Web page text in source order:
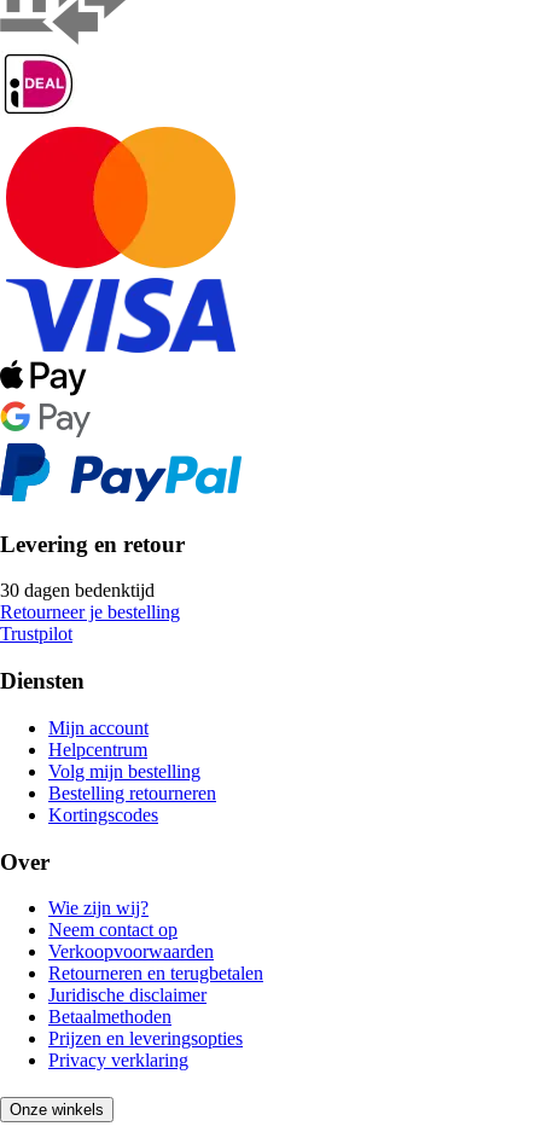
Levering en retour
30 dagen bedenktijd
Retourneer je bestelling
Trustpilot
Diensten
Mijn account
Helpcentrum
Volg mijn bestelling
Bestelling retourneren
Kortingscodes
Over
Wie zijn wij?
Neem contact op
Verkoopvoorwaarden
Retourneren en terugbetalen
Juridische disclaimer
Betaalmethoden
Prijzen en leveringsopties
Privacy verklaring
Onze winkels